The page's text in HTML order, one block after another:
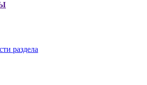
раздела